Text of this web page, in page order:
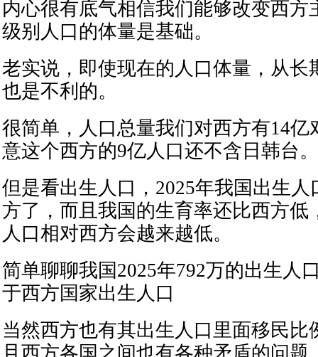
内心很有底气相信我们能够改变西方
级别人口的体量是基础。
老实说，即使现在的人口体量，从长
也是不利的。
很简单，人口总量我们对西方有14亿
意这个西方的9亿人口还不含日韩台。
但是看出生人口，2025年我国出生
方了，而且我国的生育率还比西方低
人口相对西方会越来越低。
简单聊聊我国2025年792万的出生人
于西方国家出生人口
当然西方也有其出生人口里面移民比
且西方各国之间也有各种矛盾的问题